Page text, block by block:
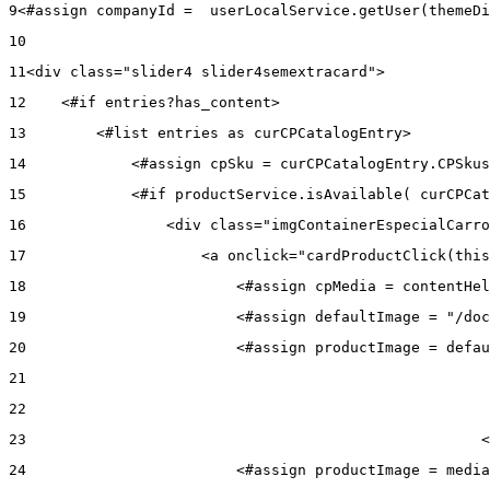
9<#assign companyId =
10
11 <div class="slider4 slider4semextracard">
12
    <#if entries?has_content>
13
        <#list entries as curCPCatalogEntry>
14
<#assign cpSku =
15
<#if productService.isAvailable(
16
<div
17
<a
18
<#assign cpMedia =
19
<#assign defaultImage = "/
20
<#assign productImage =
21
22
23
24
<#assign productImage =